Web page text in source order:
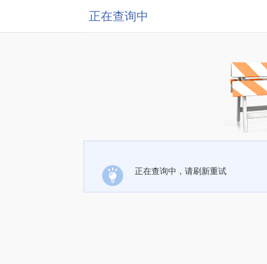
正在查询中
正在查询中，请刷新重试